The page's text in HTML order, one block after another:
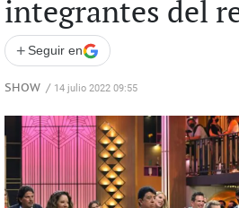
integrantes del
+ Seguir en
SHOW / 14 julio 2022 09:55